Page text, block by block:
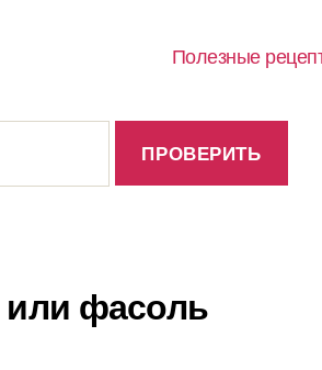
Полезные
или фасоль